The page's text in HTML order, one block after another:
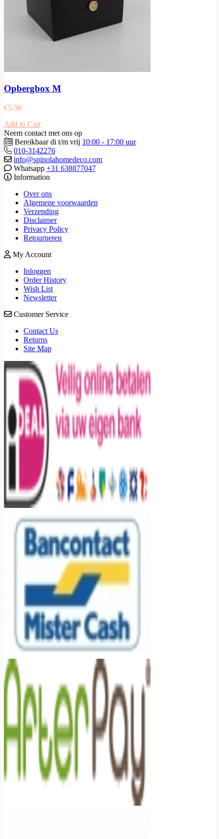
Opbergbox M
€5,50
Add to Cart
Neem contact met ons op
Bereikbaar di t/m vrij 10:00 - 17:00 uur
010-3142276
info@spinolahomedeco.com
Whatsapp +31 638877047
Information
Over ons
Algemene voorwaarden
Verzending
Disclaimer
Privacy Policy
Retourneren
My Account
Inloggen
Order History
Wish List
Newsletter
Customer Service
Contact Us
Returns
Site Map